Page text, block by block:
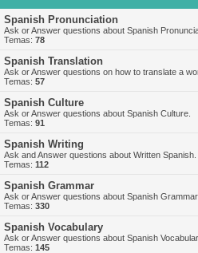
Spanish Pronunciation
Ask or Answer questions about Spanish
Temas: 78
Spanish Translation
Ask or Answer questions on how to translate a
Temas: 57
Spanish Culture
Ask or Answer questions about Spanish Culture.
Temas: 91
Spanish Writing
Ask and Answer questions about Written Spanish.
Temas: 112
Spanish Grammar
Ask or Answer questions about Spanish Grammar.
Temas: 330
Spanish Vocabulary
Ask or Answer questions about Spanish
Temas: 145